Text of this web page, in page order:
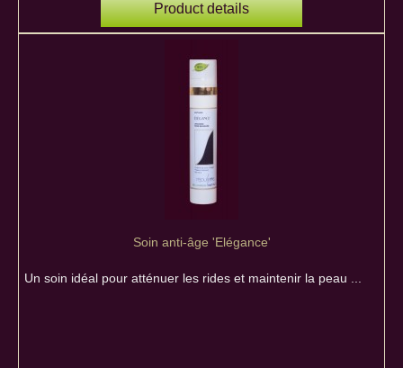
Product details
Soin anti-âge 'Elégance'
Un soin idéal pour atténuer les rides et maintenir la peau ...